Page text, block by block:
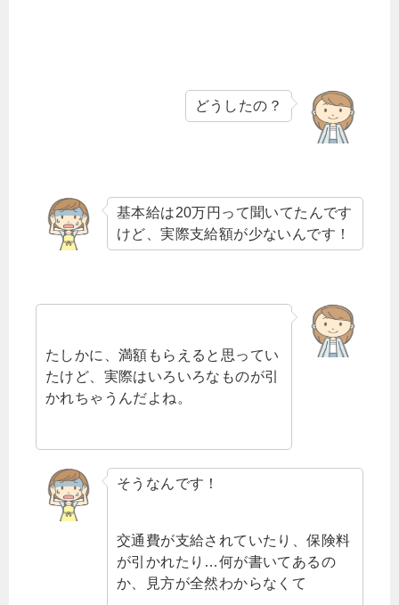
どうしたの？
基本給は20万円って聞いてたんです
けど、実際支給額が少ないんです！
たしかに、満額もらえると思ってい
たけど、 実際はいろいろなものが引
かれちゃうんだよね。
そうなんです！
交通費が支給されていたり、保険料
が引かれたり…何が書いてあるの
か、見方が全然わからなくて